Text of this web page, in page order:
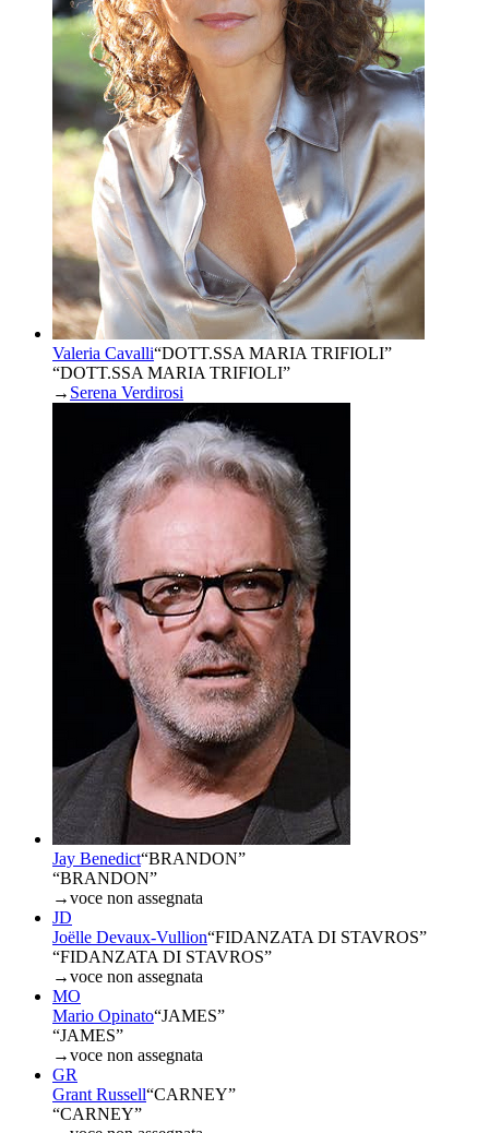
Valeria Cavalli“DOTT.SSA MARIA TRIFIOLI”
“DOTT.SSA MARIA TRIFIOLI”
→ Serena Verdirosi
Jay Benedict“BRANDON”
“BRANDON”
→voce non assegnata
JD
Joëlle Devaux-Vullion“FIDANZATA DI STAVROS”
“FIDANZATA DI STAVROS”
→voce non assegnata
MO
Mario Opinato“JAMES”
“JAMES”
→voce non assegnata
GR
Grant Russell“CARNEY”
“CARNEY”